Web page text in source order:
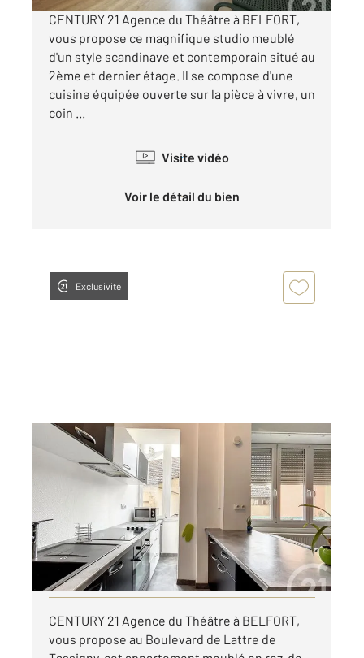
CENTURY 21 Agence du Théâtre à BELFORT,
vous propose ce magnifique studio meublé
d'un style scandinave et contemporain situé au
2ème et dernier étage. Il se compose d'une
cuisine équipée ouverte sur la pièce à vivre, un
coin ...
Visite vidéo
Voir le détail du bien
Exclusivité
BELFORT 90
, 2 pièces
Ref : 30280
Appartement F2 à louer
520 €
par mois charges comprises
Visiter le site dédié
CENTURY 21 Agence du Théâtre à BELFORT,
vous propose au Boulevard de Lattre de